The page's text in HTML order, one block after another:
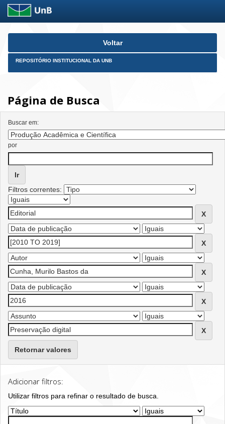
Skip
Voltar
REPOSITÓRIO INSTITUCIONAL DA UNB
Página de Busca
Buscar em:
por
Filtros correntes:
Retornar valores
Adicionar filtros:
Utilizar filtros para refinar o resultado de busca.